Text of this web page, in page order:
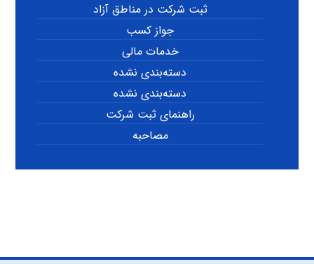
ثبت شرکت در مناطق آزاد
جواز کسب
خدمات مالی
دسته‌بندی نشده
دسته‌بندی نشده
راهنمای ثبت شرکت
مصاحبه